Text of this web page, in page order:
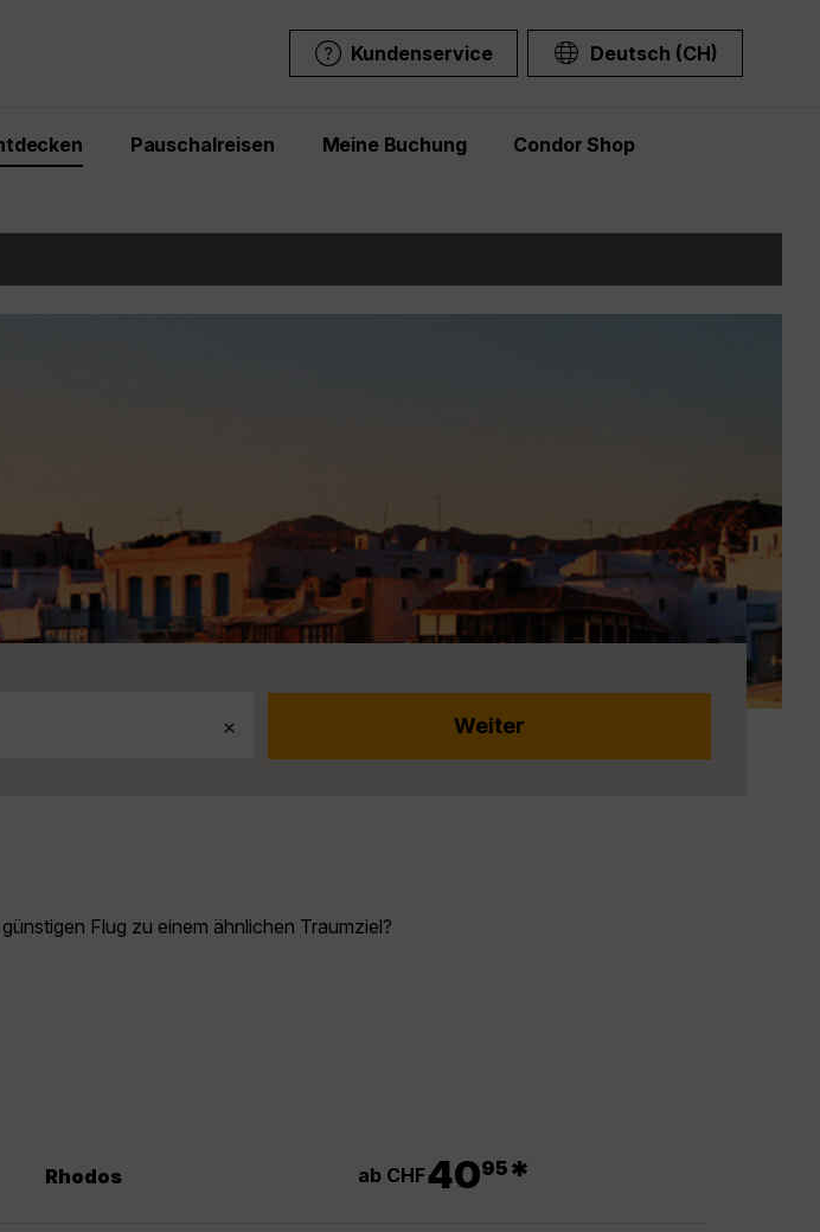
Kundenservice Deutsch (CH)
Pauschalreisen Meine Buchung Condor Shop
Flug zu einem ähnlichen Traumziel?
Rhodos ab CHF4095 *